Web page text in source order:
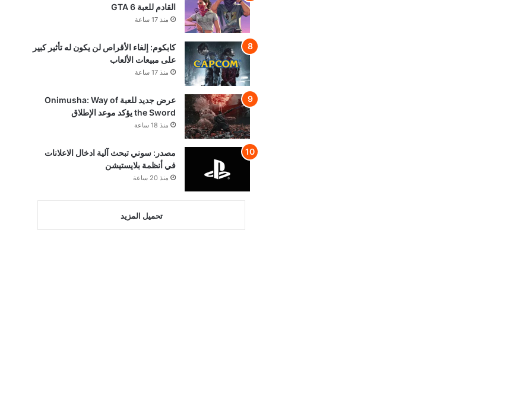
القادم للعبة GTA 6
منذ 17 ساعة
كابكوم: إلغاء الأقراص لن يكون له تأثير كبير
على مبيعات الألعاب
منذ 17 ساعة
عرض جديد للعبة Onimusha: Way of
the Sword يؤكد موعد الإطلاق
منذ 18 ساعة
مصدر: سوني تبحث آلية ادخال الاعلانات
في أنظمة بلايستيشن
منذ 20 ساعة
تحميل المزيد